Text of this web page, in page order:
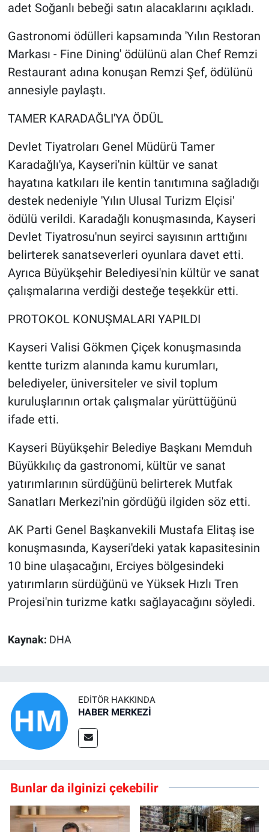
adet Soğanlı bebeği satın alacaklarını açıkladı.
Gastronomi ödülleri kapsamında 'Yılın Restoran
Markası - Fine Dining' ödülünü alan Chef Remzi
Restaurant adına konuşan Remzi Şef, ödülünü
annesiyle paylaştı.
TAMER KARADAĞLI'YA ÖDÜL
Devlet Tiyatroları Genel Müdürü Tamer
Karadağlı'ya, Kayseri'nin kültür ve sanat
hayatına katkıları ile kentin tanıtımına sağladığı
destek nedeniyle 'Yılın Ulusal Turizm Elçisi'
ödülü verildi. Karadağlı konuşmasında, Kayseri
Devlet Tiyatrosu'nun seyirci sayısının arttığını
belirterek sanatseverleri oyunlara davet etti.
Ayrıca Büyükşehir Belediyesi'nin kültür ve sanat
çalışmalarına verdiği desteğe teşekkür etti.
PROTOKOL KONUŞMALARI YAPILDI
Kayseri Valisi Gökmen Çiçek konuşmasında
kentte turizm alanında kamu kurumları,
belediyeler, üniversiteler ve sivil toplum
kuruluşlarının ortak çalışmalar yürüttüğünü
ifade etti.
Kayseri Büyükşehir Belediye Başkanı Memduh
Büyükkılıç da gastronomi, kültür ve sanat
yatırımlarının sürdüğünü belirterek Mutfak
Sanatları Merkezi'nin gördüğü ilgiden söz etti.
AK Parti Genel Başkanvekili Mustafa Elitaş ise
konuşmasında, Kayseri'deki yatak kapasitesinin
10 bine ulaşacağını, Erciyes bölgesindeki
yatırımların sürdüğünü ve Yüksek Hızlı Tren
Projesi'nin turizme katkı sağlayacağını söyledi.
Kaynak: DHA
EDITÖR HAKKINDA
HABER MERKEZİ
Bunlar da ilginizi çekebilir